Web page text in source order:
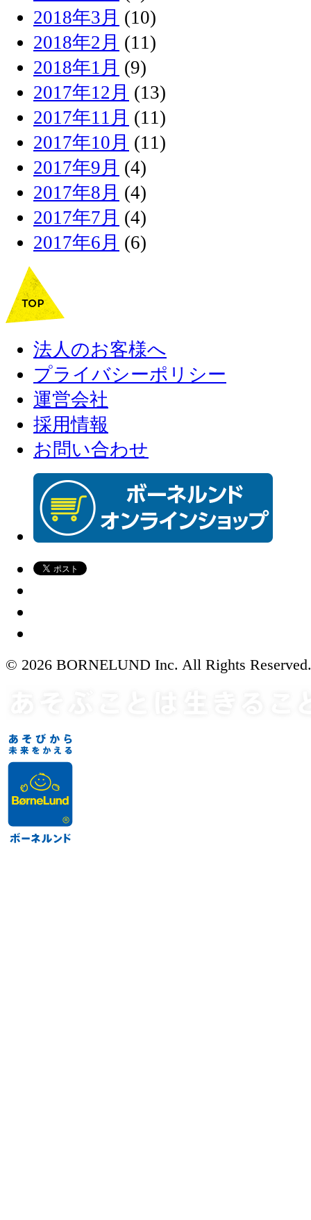
2018年3月 (10)
2018年2月 (11)
2018年1月 (9)
2017年12月 (13)
2017年11月 (11)
2017年10月 (11)
2017年9月 (4)
2017年8月 (4)
2017年7月 (4)
2017年6月 (6)
法人のお客様へ
プライバシーポリシー
運営会社
採用情報
お問い合わせ
© 2026 BORNELUND Inc. All Rights Reserved.